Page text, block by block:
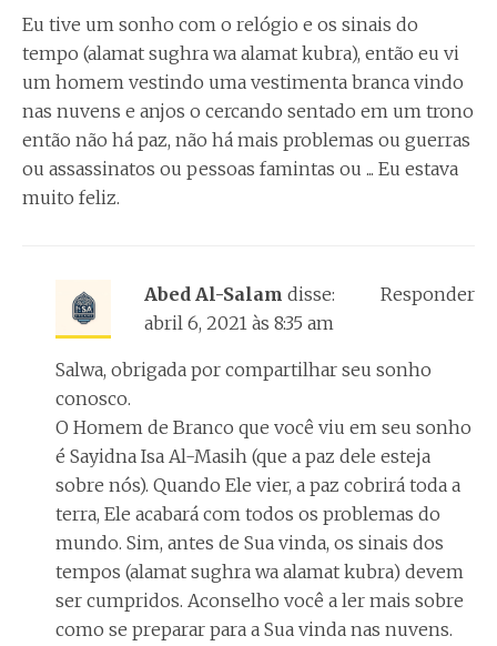
Eu tive um sonho com o relógio e os sinais do
tempo (alamat sughra wa alamat kubra), então eu vi
um homem vestindo uma vestimenta branca vindo
nas nuvens e anjos o cercando sentado em um trono
então não há paz, não há mais problemas ou guerras
ou assassinatos ou pessoas famintas ou ... Eu estava
muito feliz.
Abed Al-Salam disse:
abril 6, 2021 às 8:35 am
Salwa, obrigada por compartilhar seu sonho
conosco.
O Homem de Branco que você viu em seu sonho
é Sayidna Isa Al-Masih (que a paz dele esteja
sobre nós). Quando Ele vier, a paz cobrirá toda a
terra, Ele acabará com todos os problemas do
mundo. Sim, antes de Sua vinda, os sinais dos
tempos (alamat sughra wa alamat kubra) devem
ser cumpridos. Aconselho você a ler mais sobre
como se preparar para a Sua vinda nas nuvens.
Responder